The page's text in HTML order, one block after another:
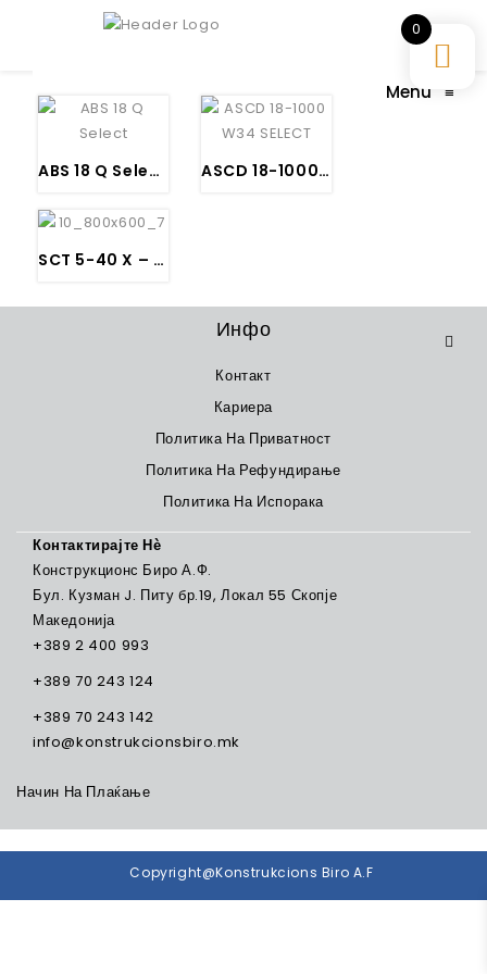
Menu ≡
ABS 18 Q Select – FEIN БАТЕРИСКА ШРАФИЛИЦА =B R U S H L E S S ASCD 18-1000 W34 Select – FEIN
SCT 5-40 X – FEIN
Инфо
Контакт
Кариера
Политика На Приватност
Политика На Рефундирање
Политика На Испорака
Контактирајте Нѐ
Конструкционс Биро А.Ф.
Бул. Кузман J. Питу бр.19, Локал 55 Скопје
Македонија
+389 2 400 993
+389 70 243 124
+389 70 243 142
info@konstrukcionsbiro.mk
Начин На Плаќање
Copyright@Konstrukcions Biro A.F
0